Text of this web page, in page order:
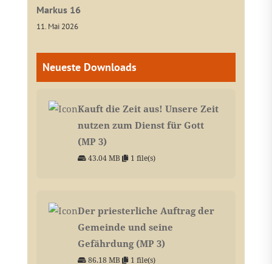
Markus 16
11. Mai 2026
Neueste Downloads
Kauft die Zeit aus! Unsere Zeit
nutzen zum Dienst für Gott
(MP 3)
43.04 MB 1 file(s)
Der priesterliche Auftrag der
Gemeinde und seine
Gefährdung (MP 3)
86.18 MB 1 file(s)